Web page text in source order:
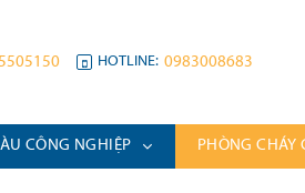
HOTLINE: 0983008683
CÔNG NGHIỆP PHÒNG CHÁY